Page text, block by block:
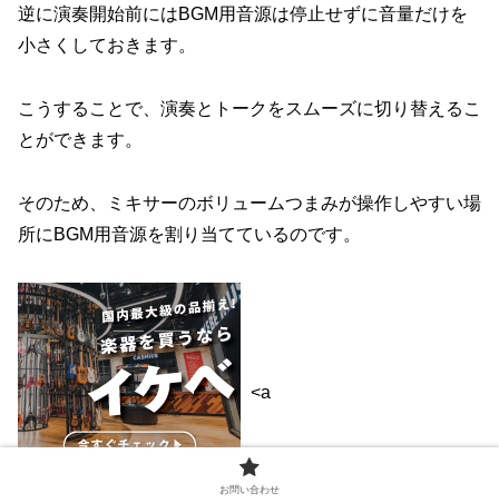
逆に演奏開始前にはBGM用音源は停止せずに音量だけを
小さくしておきます。
こうすることで、演奏とトークをスムーズに切り替えるこ
とができます。
そのため、ミキサーのボリュームつまみが操作しやすい場
所にBGM用音源を割り当てているのです。
<a
お問い合わせ